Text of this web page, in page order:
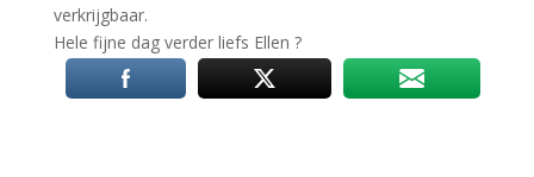
verkrijgbaar.
Hele fijne dag verder liefs Ellen ?